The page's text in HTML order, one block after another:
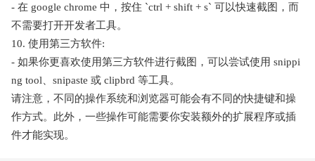
- 在 google chrome 中，按住 `ctrl + shift + s` 可以快速截图，而
不需要打开开发者工具。
10. 使用第三方软件:
- 如果你更喜欢使用第三方软件进行截图，可以尝试使用 snippi
ng tool、snipaste 或 clipbrd 等工具。
请注意，不同的操作系统和浏览器可能会有不同的快捷键和操
作方式。此外，一些操作可能需要你安装额外的扩展程序或插
件才能实现。